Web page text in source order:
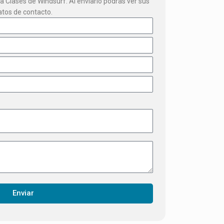
de contacto.
Enviar